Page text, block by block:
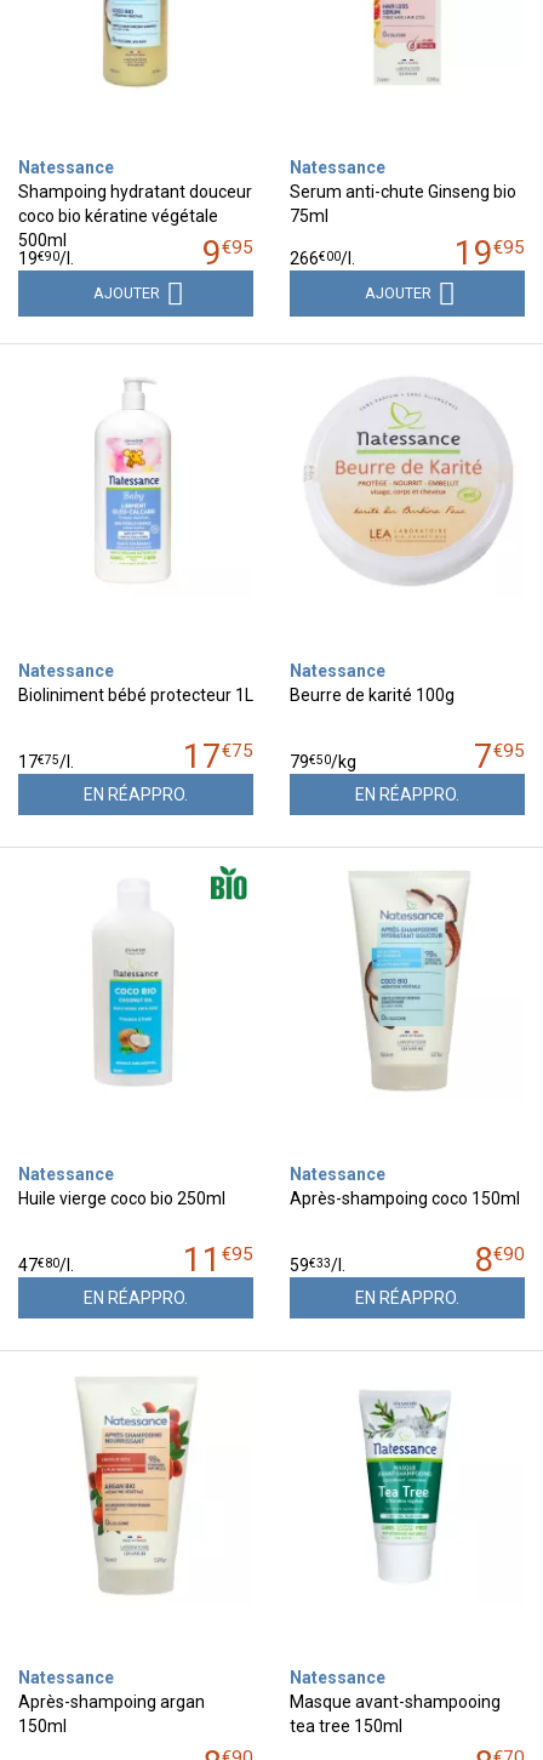
Natessance
Shampoing hydratant douceur
coco bio kératine végétale
500ml
9€95
19€90/
AJOUTER
Natessance
Serum anti-chute Ginseng bio
75ml
19€95
266€00/
AJOUTER
Natessance
Bioliniment bébé protecteur 1L
17€75
17€75/
EN RÉAPPRO.
Natessance
Beurre de karité 100g
7€95
79€50/kg
EN RÉAPPRO.
Natessance
Huile vierge coco bio 250ml
11 €95
47€80/
EN RÉAPPRO.
Natessance
Après-shampoing coco 150ml
8€90
59€33/
EN RÉAPPRO.
Natessance
Après-shampoing argan
150ml
Natessance
Masque avant-shampooing
tea tree 150ml